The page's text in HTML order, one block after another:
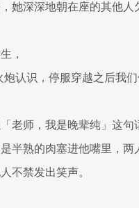
她深深地朝在座的其他人
，
认识，停服穿越之后我
老师，我是晚辈纯」这句
半熟的肉塞进他嘴里，两
不禁发出笑声。